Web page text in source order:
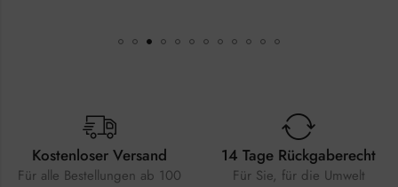
Kostenloser Versand
Für alle Bestellungen ab 100
14 Tage Rückgaberecht
Für Sie, für die Umwelt